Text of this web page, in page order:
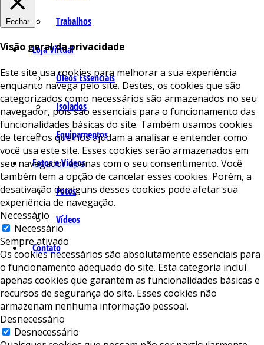
Trabalhos
Loja Virtual
Óleos Essenciais
Isolados
Equipamentos
Fotos e Vídeos
Fotos
Vídeos
Contato
Fechar
Visão geral da privacidade
Este site usa cookies para melhorar a sua experiência
enquanto navega pelo site. Destes, os cookies que são
categorizados como necessários são armazenados no seu
navegador, pois são essenciais para o funcionamento das
funcionalidades básicas do site. Também usamos cookies
de terceiros que nos ajudam a analisar e entender como
você usa este site. Esses cookies serão armazenados em
seu navegador apenas com o seu consentimento. Você
também tem a opção de cancelar esses cookies. Porém, a
desativação de alguns desses cookies pode afetar sua
experiência de navegação.
Necessário
Necessário
Sempre ativado
Os cookies necessários são absolutamente essenciais para
o funcionamento adequado do site. Esta categoria inclui
apenas cookies que garantem as funcionalidades básicas e
recursos de segurança do site. Esses cookies não
armazenam nenhuma informação pessoal.
Desnecessário
Desnecessário